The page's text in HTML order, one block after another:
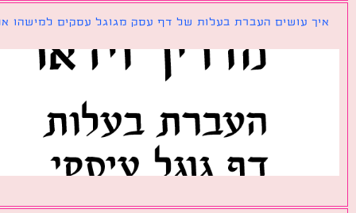
עושים העברת בעלות של דף עסק מגוגל עסקים למישהו אחר?